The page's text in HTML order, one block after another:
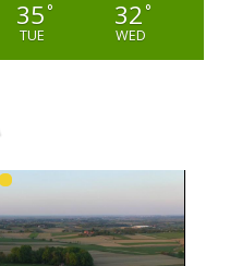
35°
TUE
32°
WED